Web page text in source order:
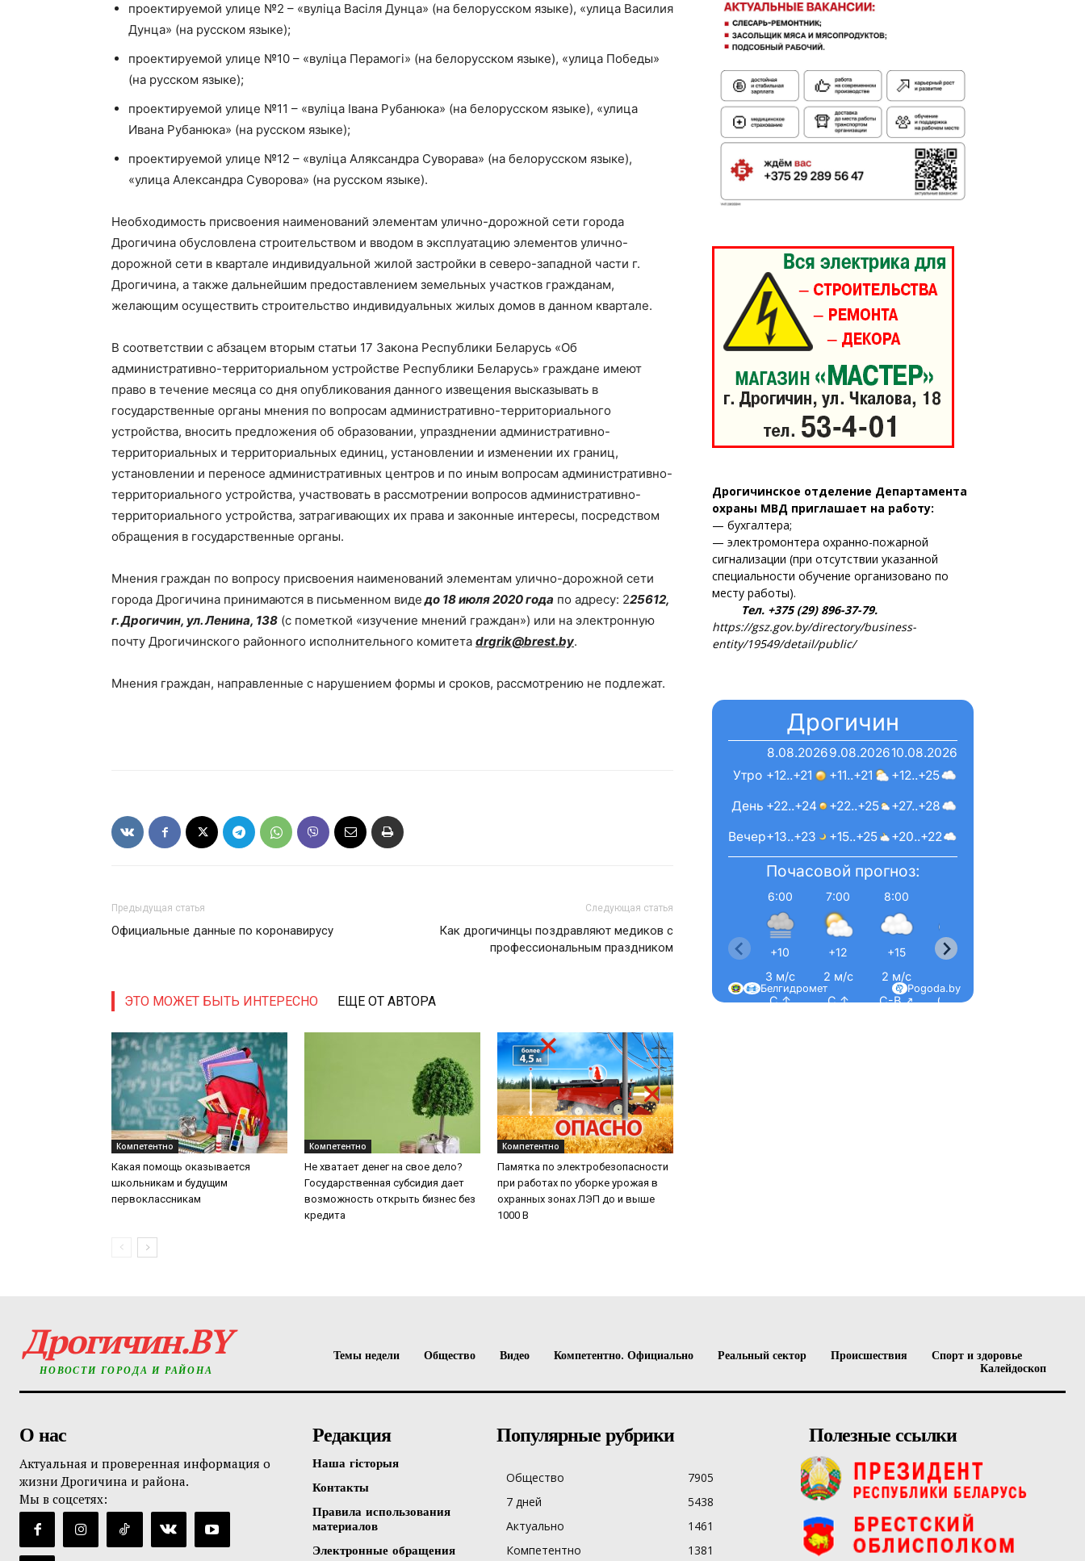
Газета
"Драгічынскі Веснік"
ПОДПИСАТЬСЯ
Редакция "ДВ"
Наша гісторыя
Контакты
Правила использования материалов
Электронные обращения
проектируемой улице №2 – «вулiца Васiля Дунца» (на белорусском языке), «улица Василия
Дунца» (на русском языке);
проектируемой улице №10 – «вулiца Перамогі» (на белорусском языке), «улица Победы»
(на русском языке);
проектируемой улице №11 – «вулiца Івана Рубанюка» (на белорусском языке), «улица
Ивана Рубанюка» (на русском языке);
проектируемой улице №12 – «вулiца Аляксандра Суворава» (на белорусском языке),
«улица Александра Суворова» (на русском языке).
Необходимость присвоения наименований элементам улично-дорожной сети города
Дрогичина обусловлена строительством и вводом в эксплуатацию элементов улично-
дорожной сети в квартале индивидуальной жилой застройки в северо-западной части г.
Дрогичина, а также дальнейшим предоставлением земельных участков гражданам,
желающим осуществить строительство индивидуальных жилых домов в данном квартале.
В соответствии с абзацем вторым статьи 17 Закона Республики Беларусь «Об
административно-территориальном устройстве Республики Беларусь» граждане имеют
право в течение месяца со дня опубликования данного извещения высказывать в
государственные органы мнения по вопросам административно-территориального
устройства, вносить предложения об образовании, упразднении административно-
территориальных и территориальных единиц, установлении и изменении их границ,
установлении и переносе административных центров и по иным вопросам административно-
территориального устройства, участвовать в рассмотрении вопросов административно-
территориального устройства, затрагивающих их права и законные интересы, посредством
обращения в государственные органы.
Мнения граждан по вопросу присвоения наименований элементам улично-дорожной сети
города Дрогичина принимаются в письменном видедо 18 июля 2020 года по адресу: 225612,
г. Дрогичин, ул. Ленина, 138 (с пометкой «изучение мнений граждан») или на электронную
почту Дрогичинского районного исполнительного комитета drgrik@brest.by.
Мнения граждан, направленные с нарушением формы и сроков, рассмотрению не подлежат.
Предыдущая статья
Официальные данные по коронавирусу
Следующая статья
Как дрогичинцы поздравляют медиков с
профессиональным праздником
ЭТО МОЖЕТ БЫТЬ ИНТЕРЕСНО ЕЩЕ ОТ АВТОРА
Компетентно
Какая помощь оказывается
школьникам и будущим
первоклассникам
Компетентно
Не хватает денег на свое дело?
Государственная субсидия дает
возможность открыть бизнес без
кредита
Компетентно
Памятка по электробезопасности
при работах по уборке урожая в
охранных зонах ЛЭП до и выше
1000 В
Дрогичинское отделение Департамента
охраны МВД приглашает на работу:
— бухгалтера;
— электромонтера охранно-пожарной
сигнализации (при отсутствии указанной
специальности обучение организовано по
месту работы).
Тел. +375 (29) 896-37-79.
https://gsz.gov.by/directory/business-
entity/19549/detail/public/
Дрогичин
8.08.2026
+12..+21
+22..+24
+13..+23
9.08.2026
+11..+21
+22..+25
+15..+25
10.08.2026
+12..+25
+27..+28
+20..+22
Вечер
День
Утро
Почасовой прогноз:
6:00
+10
3 м/с
С ↑
7:00
+12
2 м/с
С ↑
8:00
+15
2 м/с
С-В ↗
+18
С-В ↗
Pogoda.by
Белгидромет
Дрогичин.BY
НОВОСТИ ГОРОДА И РАЙОНА
Темы недели Общество Видео Компетентно. Официально Реальный сектор Происшествия
Спорт и здоровье
Калейдоскоп
О нас
Актуальная и проверенная информация о
жизни Дрогичина и района.
Мы в соцсетях:
Редакция
Наша гісторыя
Контакты
Правила использования
материалов
Электронные обращения
Популярные рубрики
Общество
7905
7 дней
5438
Актуально
1461
Компетентно
1381
Полезные ссылки